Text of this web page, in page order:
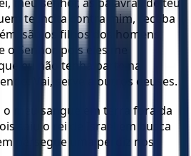
te incita contra mim, receba
são os filhos dos homens,
Senhor, pois eles me
eu não tenha parte na
Vai, serve a outros deuses.
o meu sangue em terra fora da
saiu o rei de Israel em busca
persegue uma perdiz nos